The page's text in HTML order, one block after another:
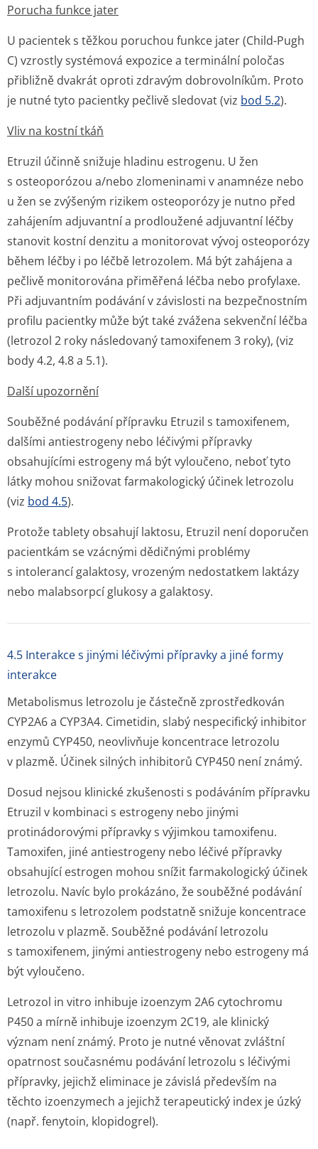
Porucha funkce jater
U pacientek s těžkou poruchou funkce jater (Child-Pugh
C) vzrostly systémová expozice a terminální poločas
přibližně dvakrát oproti zdravým dobrovolníkům. Proto
je nutné tyto pacientky pečlivě sledovat (viz bod 5.2).
Vliv na kostní tkáň
Etruzil účinně snižuje hladinu estrogenu. U žen
s osteoporózou a/nebo zlomeninami v anamnéze nebo
u žen se zvýšeným rizikem osteoporózy je nutno před
zahájením adjuvantní a prodloužené adjuvantní léčby
stanovit kostní denzitu a monitorovat vývoj osteoporózy
během léčby i po léčbě letrozolem. Má být zahájena a
pečlivě monitorována přiměřená léčba nebo profylaxe.
Při adjuvantním podávání v závislosti na bezpečnostním
profilu pacientky může být také zvážena sekvenční léčba
(letrozol 2 roky následovaný tamoxifenem 3 roky), (viz
body 4.2, 4.8 a 5.1).
Další upozornění
Souběžné podávání přípravku Etruzil s tamoxifenem,
dalšími antiestrogeny nebo léčivými přípravky
obsahujícími estrogeny má být vyloučeno, neboť tyto
látky mohou snižovat farmakologický účinek letrozolu
(viz bod 4.5).
Protože tablety obsahují laktosu, Etruzil není doporučen
pacientkám se vzácnými dědičnými problémy
s intolerancí galaktosy, vrozeným nedostatkem laktázy
nebo malabsorpcí glukosy a galaktosy.
4.5 Interakce s jinými léčivými přípravky a jiné formy
interakce
Metabolismus letrozolu je částečně zprostředkován
CYP2A6 a CYP3A4. Cimetidin, slabý nespecifický inhibitor
enzymů CYP450, neovlivňuje koncentrace letrozolu
v plazmě. Účinek silných inhibitorů CYP450 není známý.
Dosud nejsou klinické zkušenosti s podáváním přípravku
Etruzil v kombinaci s estrogeny nebo jinými
protinádorovými přípravky s výjimkou tamoxifenu.
Tamoxifen, jiné antiestrogeny nebo léčivé přípravky
obsahující estrogen mohou snížit farmakologický účinek
letrozolu. Navíc bylo prokázáno, že souběžné podávání
tamoxifenu s letrozolem podstatně snižuje koncentrace
letrozolu v plazmě. Souběžné podávání letrozolu
s tamoxifenem, jinými antiestrogeny nebo estrogeny má
být vyloučeno.
Letrozol in vitro inhibuje izoenzym 2A6 cytochromu
P450 a mírně inhibuje izoenzym 2C19, ale klinický
význam není známý. Proto je nutné věnovat zvláštní
opatrnost současnému podávání letrozolu s léčivými
přípravky, jejichž eliminace je závislá především na
těchto izoenzymech a jejichž terapeutický index je úzký
(např. fenytoin, klopidogrel).